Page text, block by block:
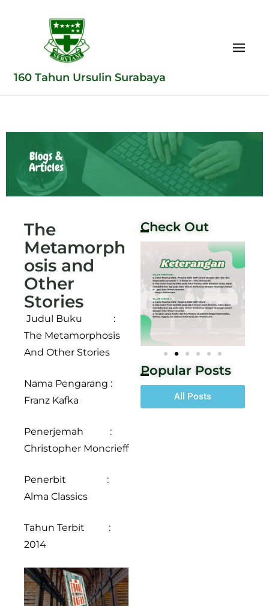
160 Tahun Ursulin Surabaya
The
Metamorph
osis and
Other
Stories
Judul Buku :
The Metamorphosis
And Other Stories
Nama Pengarang :
Franz Kafka
Penerjemah :
Christopher Moncrieff
Penerbit :
Alma Classics
Tahun Terbit :
2014
Check Out
Popular Posts
All Posts